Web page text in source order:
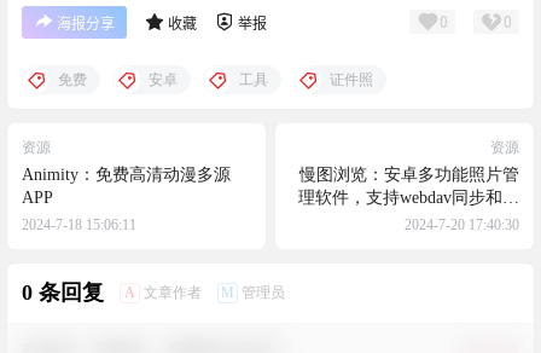
海报分享 收藏 举报 0 0
免费 安卓 工具 证件照
资源
Animity：免费高清动漫多源
APP
2024-7-18 15:06:11
资源
慢图浏览：安卓多功能照片管
理软件，支持webdav同步和隐
藏图片
2024-7-20 17:40:30
0 条回复 A 文章作者 M 管理员